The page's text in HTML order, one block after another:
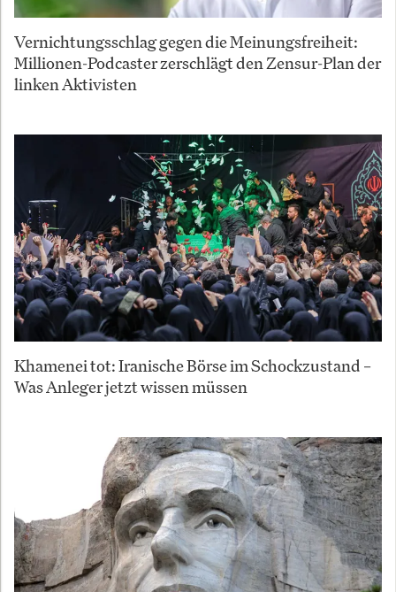
Vernichtungsschlag gegen die Meinungsfreiheit:
Millionen-Podcaster zerschlägt den Zensur-Plan der
linken Aktivisten
Khamenei tot: Iranische Börse im Schockzustand –
Was Anleger jetzt wissen müssen